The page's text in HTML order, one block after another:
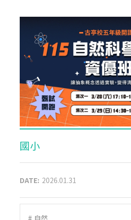
國小
DATE: 2026.01.31